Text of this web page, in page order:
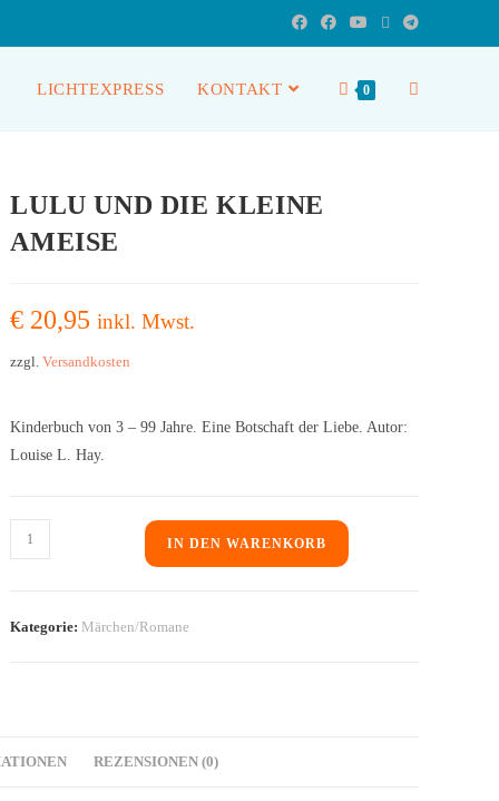
LICHTEXPRESS KONTAKT 0
LULU UND DIE KLEINE
AMEISE
€ 20,95 inkl. Mwst.
zzgl.Versandkosten
Kinderbuch von 3 – 99 Jahre. Eine Botschaft der Liebe. Autor:
Louise L. Hay.
IN DEN WARENKORB
Kategorie: Märchen/Romane
REZENSIONEN (0)